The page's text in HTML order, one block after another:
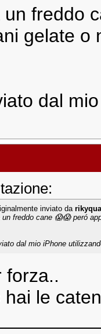
un freddo
gelate o
dal
inviato da
un freddo cane 😱😱 peró
dal mio iPhone
forza..
hai le